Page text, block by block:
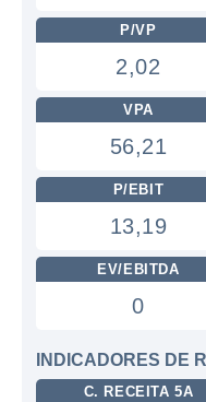
P/VP
2,02
VPA
56,21
P/EBIT
13,19
EV/EBITDA
0
INDICADORES DE
C. RECEITA 5A